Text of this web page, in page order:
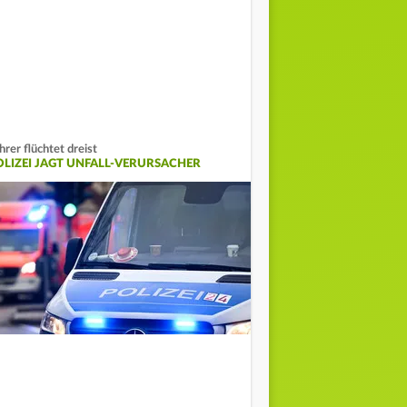
flüchtet dreist
JAGT UNFALL-VERURSACHER